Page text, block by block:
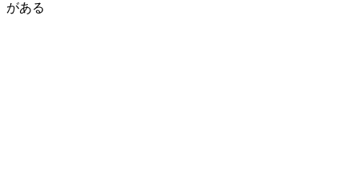
がある